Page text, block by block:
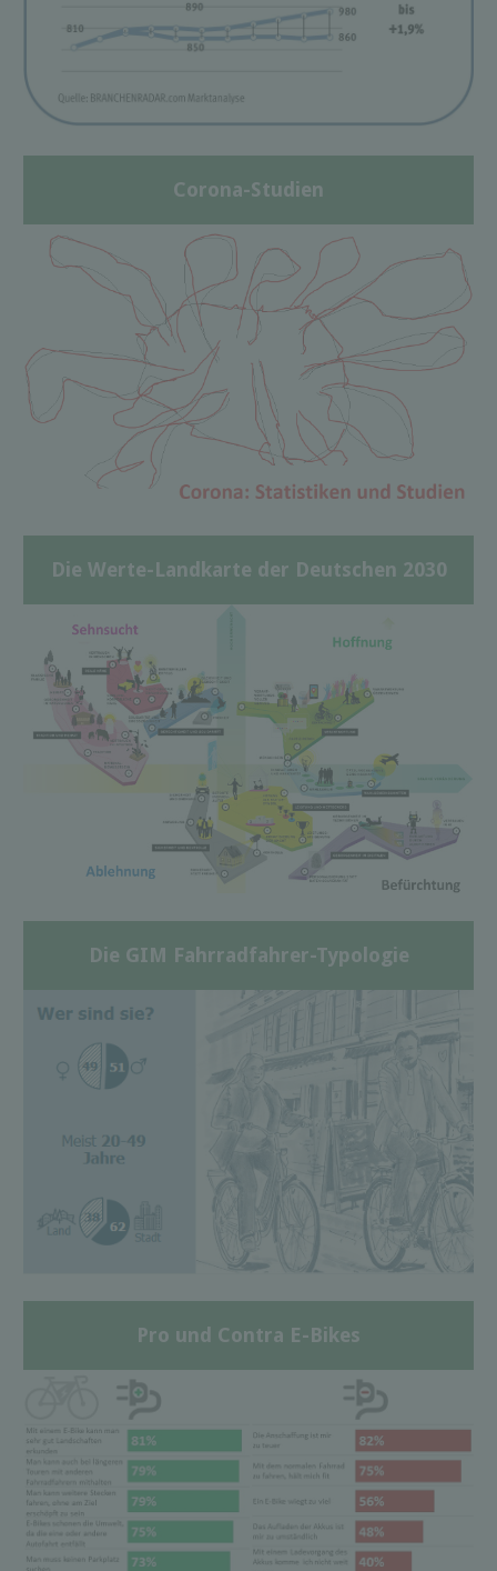
Corona-Studien
Die Werte-Landkarte der Deutschen 2030
Die GIM Fahrradfahrer-Typologie
Pro und Contra E-Bikes